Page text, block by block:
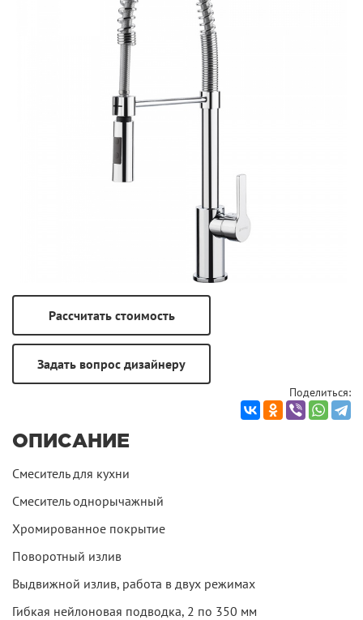
Поделиться:
ОПИСАНИЕ
Смеситель для кухни
Смеситель однорычажный
Хромированное покрытие
Поворотный излив
Выдвижной излив, работа в двух режимах
Гибкая нейлоновая подводка, 2 по 350 мм